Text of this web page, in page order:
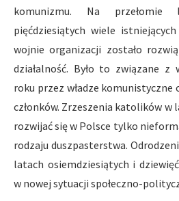
komunizmu. Na
pięćdziesiątych wiele
wojnie organizacji zostało
działalność. Było to związane z
roku przez władze
członków. Zrzeszenia katolików w
rozwijać się w Polsce tylko
rodzaju duszpasterstwa.
latach osiemdziesiątych i
w nowej sytuacji społeczno-